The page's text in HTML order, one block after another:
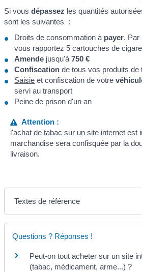
Si vousdépassez les quantités
sont les suivantes :
Droits de consommation à payer.
vous rapportez 5 cartouches de
Amende jusqu'à750 €
Confiscation de tous vos produits de
Saisie et confiscation de votre
servi au transport
Peine de prison d'un an
Attention :
l'achat de tabac sur un site internetest
marchandise sera confisquée par la
livraison.
Textes de référence
Questions ? Réponses !
Peut-on tout acheter sur un site
(tabac, médicament, arme...) ?